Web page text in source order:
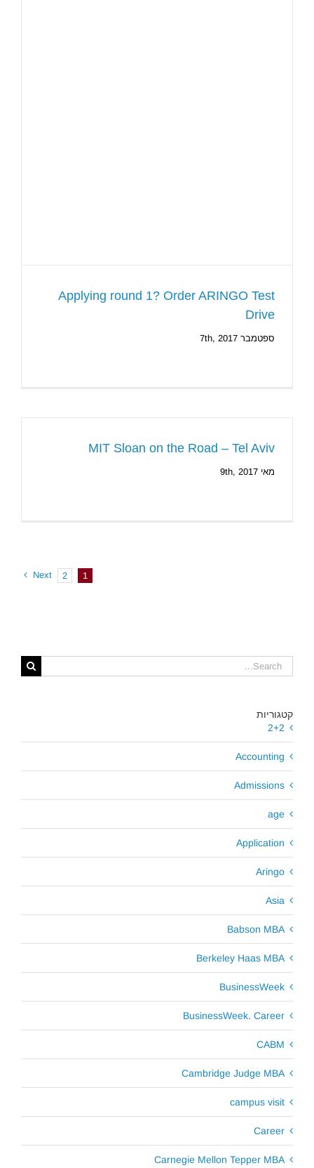
Applying round 1? Order ARINGO Test
Drive
ספטמבר 7th, 2017
MIT Sloan on the Road – Tel Aviv
מאי 9th, 2017
1
2
Next
Search
for:
קטגוריות
2+2
Accounting
Admissions
age
Application
Aringo
Asia
Babson MBA
Berkeley Haas MBA
BusinessWeek
BusinessWeek. Career
CABM
Cambridge Judge MBA
campus visit
Career
Carnegie Mellon Tepper MBA